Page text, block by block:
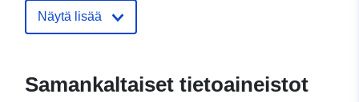
Näytä lisää
Samankaltaiset tietoaineistot